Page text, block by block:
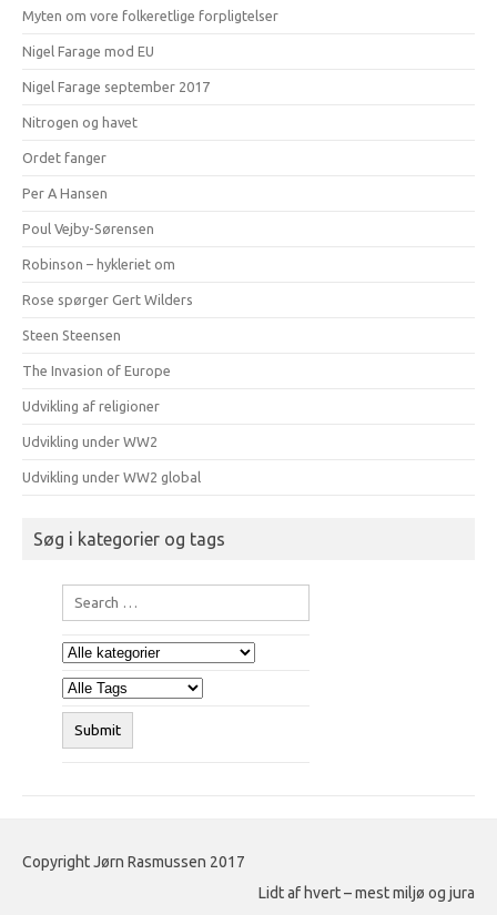
Myten om vore folkeretlige forpligtelser
Nigel Farage mod EU
Nigel Farage september 2017
Nitrogen og havet
Ordet fanger
Per A Hansen
Poul Vejby-Sørensen
Robinson – hykleriet om
Rose spørger Gert Wilders
Steen Steensen
The Invasion of Europe
Udvikling af religioner
Udvikling under WW2
Udvikling under WW2 global
Søg i kategorier og tags
Copyright Jørn Rasmussen 2017
Lidt af hvert – mest miljø og jura